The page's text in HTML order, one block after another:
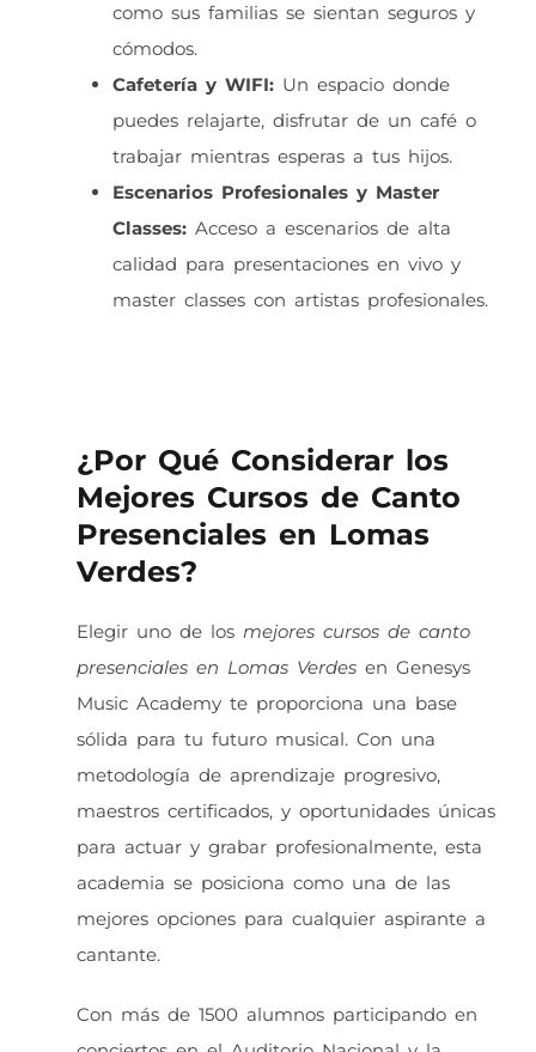
como sus familias se sientan seguros y
cómodos.
Cafetería y WIFI:Un espacio donde
puedes relajarte, disfrutar de un café o
trabajar mientras esperas a tus hijos.
Escenarios Profesionales y Master
Classes:Acceso a escenarios de alta
calidad para presentaciones en vivo y
master classes con artistas profesionales.
¿Por Qué Considerar los
Mejores Cursos de Canto
Presenciales en Lomas
Verdes?
Elegir uno de los mejores cursos de canto
presenciales en Lomas Verdesen Genesys
Music Academy te proporciona una base
sólida para tu futuro musical. Con una
metodología de aprendizaje progresivo,
maestros certificados, y oportunidades únicas
para actuar y grabar profesionalmente, esta
academia se posiciona como una de las
mejores opciones para cualquier aspirante a
cantante.
Con más de 1500 alumnos participando en